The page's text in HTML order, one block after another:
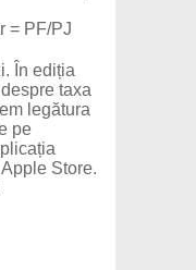
= PF/PJ
În ediția
taxa
legătura
pe
Store.